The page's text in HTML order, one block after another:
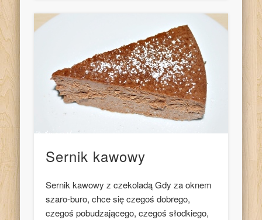
Sernik kawowy
Sernik kawowy z czekoladą Gdy za oknem
szaro-buro, chce się czegoś dobrego,
czegoś pobudzającego, czegoś słodkiego,